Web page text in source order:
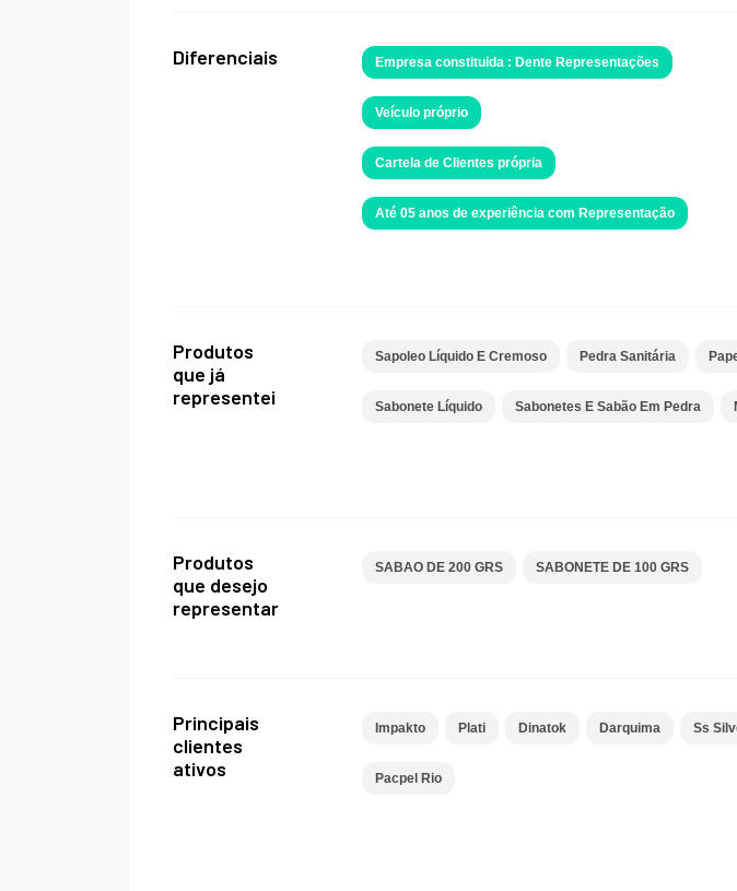
Diferenciais Empresa constituida : Dente Representações
Veículo próprio
Cartela de Clientes própria
Até 05 anos de experiência com Representação
Produtos
que já
representei
Sapoleo Líquido E Cremoso Pedra Sanitária
Sabonete Líquido Sabonetes E Sabão Em Pedra
Produtos
que desejo
representar
SABAO DE 200 GRS SABONETE DE 100 GRS
Principais
clientes
ativos
Impakto Plati Dinatok Darquima Ss
Pacpel Rio